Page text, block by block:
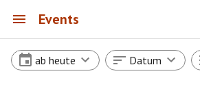
Events
ab heute Datum